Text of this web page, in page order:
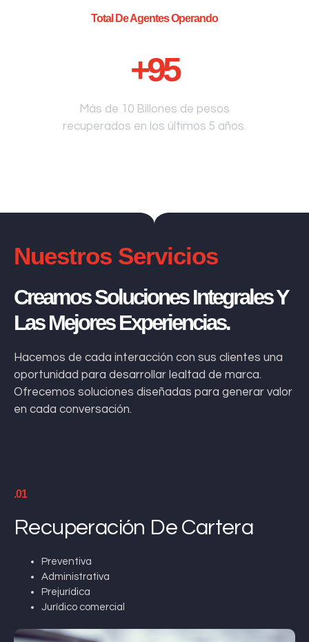
Total De Agentes Operando
+95
Más de 10 Billones de pesos
recuperados en los últimos 5 años.
Nuestros Servicios
Creamos Soluciones Integrales Y
Las Mejores Experiencias.
Hacemos de cada interacción con sus clientes una
oportunidad para desarrollar lealtad de marca.
Ofrecemos soluciones diseñadas para generar valor
en cada conversación.
.01
Recuperación De Cartera
Preventiva
Administrativa
Prejurídica
Jurídico comercial